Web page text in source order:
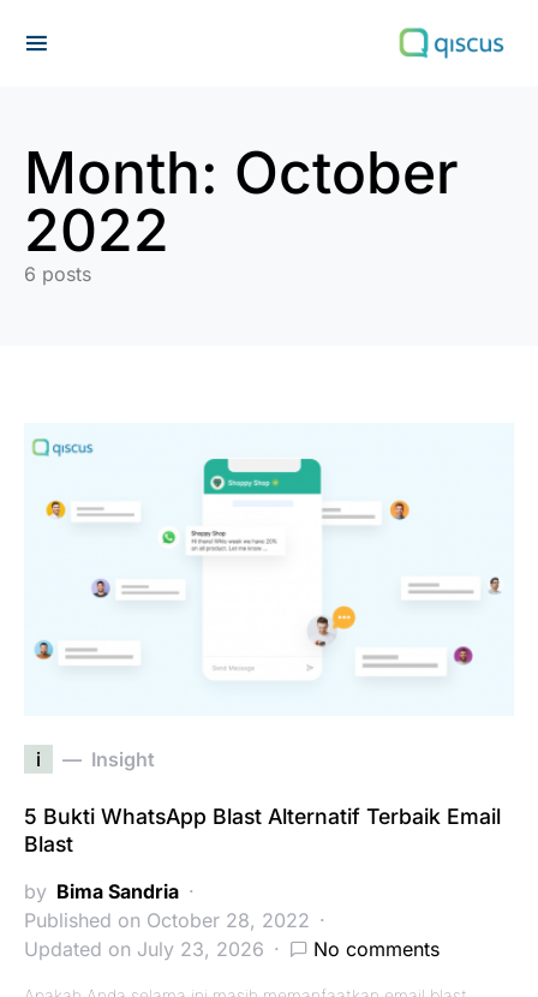
Month: October
2022
6 posts
i Insight
5 Bukti WhatsApp Blast Alternatif Terbaik Email
Blast
by Bima Sandria
Published on October 28, 2022
Updated on July 23, 2026
No comments